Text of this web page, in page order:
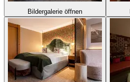
Bildergalerie öffnen